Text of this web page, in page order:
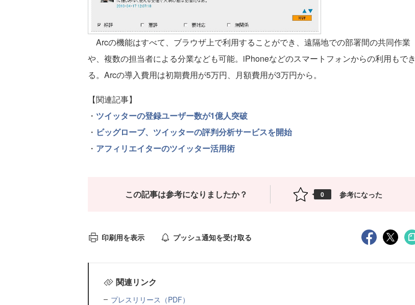
Arcの機能はすべて、ブラウザ上で利用することができ、遠隔地での部署間の共同作業
や、複数の担当者による分業なども可能。iPhoneなどのスマートフォンからの利用もでき
る。Arcの導入費用は初期費用が5万円、月額費用が3万円から。
【関連記事】
・ ツイッターの登録ユーザー数が1億人突破
・ ビッグローブ、ツイッターの評判分析サービスを開始
・ アフィリエイターのツイッター活用術
この記事は参考になりましたか？ 0 参考になった
印刷用を表示 プッシュ通知を受け取る
関連リンク
プレスリリース（PDF）